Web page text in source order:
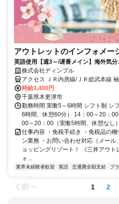
アウトレットのインフォメー
英語使用【週3～/遅番メイン】海外気
＠木更津
株式会社ディンプル
アクセス ＪＲ内房線/ＪＲ総武本線
内房線/ＪＲ総武本線 巌根東口徒歩
県）徒歩約77分 ◆三井アウトレット
駅」よりバス10分/各線「木更津駅
時給1,400円
千葉県木更津市
勤務時間 実働5～6時間 シフト制 シ
6時間、休憩60分） 14：00～20：
00～20：00（実働5時間、休憩なし
仕事内容 ・免税手続き ・免税品の
ン業務 ・お問い合わせ対応（メール
ョッピングリゾート！ 《三井アウ
ォ...
業界未経験者歓迎 英語 交通費全額支給 ブ
前へ 1 2